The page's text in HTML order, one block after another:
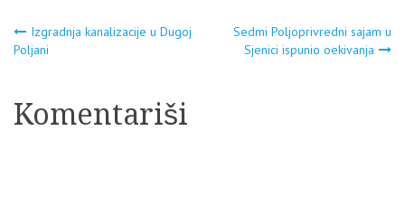
Navigacija
Izgradnja kanalizacije u Dugoj
Poljani
Sedmi Poljoprivredni sajam u
Sjenici ispunio oekivanja
Komentariši